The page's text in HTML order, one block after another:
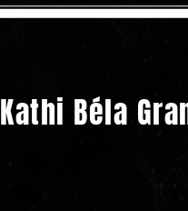
Kathi Béla